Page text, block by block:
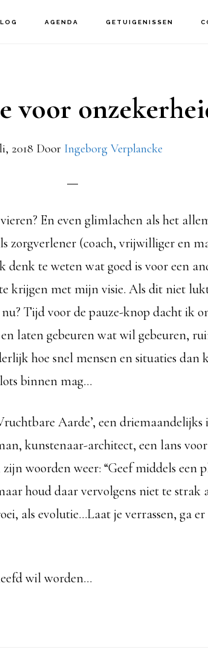
AGENDA GETUIGENISSEN
voor
2018 Door Ingeborg Verplancke
En even glimlachen als het
zorgverlener (coach, vrijwilliger en
denk te weten wat goed is voor een
krijgen met mijn visie. Als dit niet
Tijd voor de pauze-knop dacht ik
laten gebeuren wat wil gebeuren,
hoe snel mensen en situaties dan
binnen mag…
Aarde’, een driemaandelijks
kunstenaar-architect, een lans
woorden weer: “Geef middels een
houd daar vervolgens niet te strak
als evolutie…Laat je verrassen, ga
wil worden…